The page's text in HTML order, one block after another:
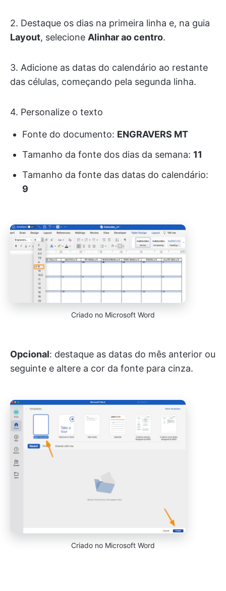
2. Destaque os dias na primeira linha e, na guia
Layout, selecione Alinhar ao centro.
3. Adicione as datas do calendário ao restante
das células, começando pela segunda linha.
4. Personalize o texto
Fonte do documento: ENGRAVERS MT
Tamanho da fonte dos dias da semana: 11
Tamanho da fonte das datas do calendário:
9
Criado no Microsoft Word
Opcional: destaque as datas do mês anterior ou
seguinte e altere a cor da fonte para cinza.
Criado no Microsoft Word